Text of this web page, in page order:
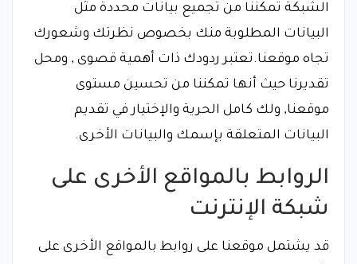
الشبكة تمكننا من تجميع بيانات محددة مثل
البيانات المطلوبة منك بخصوص نظرتك وشعورك
تجاه موقعنا.تعتبر ردودك ذات أهمية قصوى , ومحل
تقديرنا حيث أنها تمكننا من تحسين مستوى
موقعنا, ولك كامل الحرية والإختيار في تقديم
البيانات المتعلقة بإسمك والبيانات الأخرى.
الروابط بالمواقع الأخرى على
شبكة الإنترنت
قد يشتمل موقعنا على روابط بالمواقع الأخرى على